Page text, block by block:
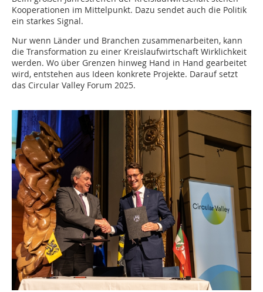
Kooperationen im Mittelpunkt. Dazu sendet auch die Politik
ein starkes Signal.
Nur wenn Länder und Branchen zusammenarbeiten, kann
die Transformation zu einer Kreislaufwirtschaft Wirklichkeit
werden. Wo über Grenzen hinweg Hand in Hand gearbeitet
wird, entstehen aus Ideen konkrete Projekte. Darauf setzt
das Circular Valley Forum 2025.